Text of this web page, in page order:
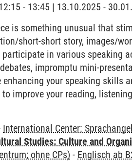
- 13:45 | 13.10.2025 -
is something unusual that
short-short story, images/
participate in various speaking
impromptu mini-
your speaking skills
improve your reading,
International Center:
Studies: Culture and
ohne CPs) - Englisch ab